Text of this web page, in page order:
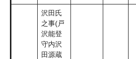
沢田氏
之事(戸
沢能登
守内沢
田源蔵